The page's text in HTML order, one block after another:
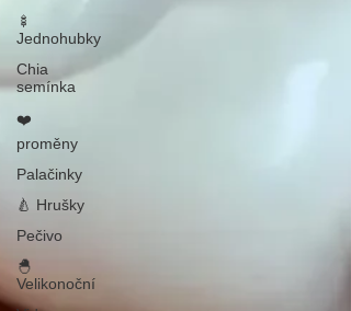
🍢
Jednohubky
Chia
semínka
❤️
proměny
Palačinky
🍐 Hrušky
Pečivo
🐣
Velikonoční